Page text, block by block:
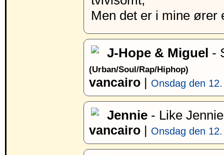
Men det er i mine
J-Hope & Miguel -
(Urban/Soul/Rap/Hiphop)
vancairo | Onsdag den
Jennie - Like
vancairo | Onsdag den